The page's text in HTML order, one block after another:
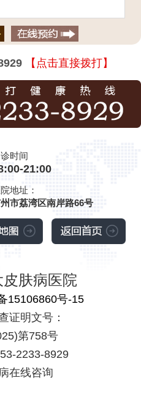
【点击直接拨打】
时间
21:00
地址：
市荔湾区南岸路66号
皮肤病医院
15106860号-15
证明文号：
第758号
2233-8929
在线咨询